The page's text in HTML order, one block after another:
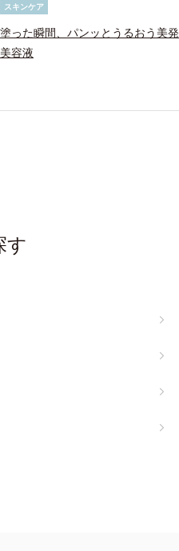
スキンケア
塗った瞬間、パンッとうるおう美
美容液
す